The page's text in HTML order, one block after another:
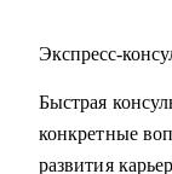
Экспресс-
Быстрая
конкретные
развития